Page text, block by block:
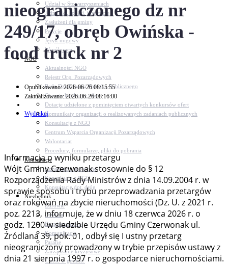
Udział w Stowarzyszeniach
Jednostki, spółki, instytucje
Zasłużeni dla gminy
Petycje
Język migowy
Współpraca
NGO
Aktualności NGO
Rejestr Org. Pozarządowych
Rada Działalności Pożytku Publicznego
Otwarte konkursy ofert
Dotacje udzielone z pominięciem otwartych konkursów ofert
Komunikaty organizacji o realizowanych zadaniach publicznych
Konsultacje z NGO
Centrum Wsparcia Organizacji Pozarządowych
Wolontariat
Procedury, formularze, pliki do pobrania
Konsultacje
Konsultacje społeczne
Konsultacje z NGO
Konsultacje dot. dróg
Niezbędnik
Zdrowie
Oświata
Bezpieczeństwo
Komunikacja
Parafie
Zarządzanie kryzysowe
C.ześć w gminie!
nieograniczonego dz nr
249/17, obręb Owińska -
food truck nr 2
Opublikowano: 2026-06-26 08:15:55
Zaktualizowano: 2026-06-26 08:16:00
Wydrukuj
Informacja o wyniku przetargu
Wójt Gminy Czerwonak stosownie do § 12
Rozporządzenia Rady Ministrów z dnia 14.09.2004 r. w
sprawie sposobu i trybu przeprowadzania przetargów
oraz rokowań na zbycie nieruchomości (Dz. U. z 2021 r.
poz. 2213, informuje, że w dniu 18 czerwca 2026 r. o
godz. 1200 w siedzibie Urzędu Gminy Czerwonak ul.
Źródlana 39, pok. 01, odbył się I ustny przetarg
nieograniczony prowadzony w trybie przepisów ustawy z
dnia 21 sierpnia 1997 r. o gospodarce nieruchomościami.